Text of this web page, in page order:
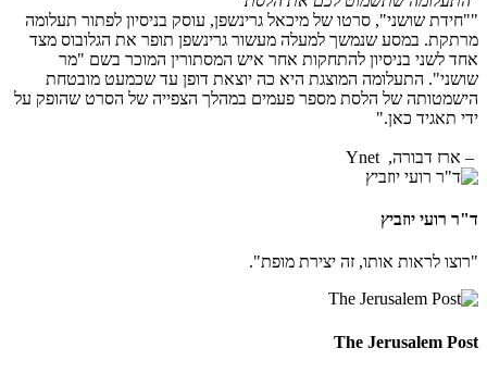
""חידת שושני", סרטו של מיכאל גרינשפן, עוסק בניסיון לפתור תעלומה
מרתקת. במסע שנמשך למעלה מעשור גרינשפן תופר את הגלובוס מצד
אחד לשני בניסיון להתחקות אחר איש המסתורין המוכר בשם "מר
שושני". התעלומה המוצגת היא כה יוצאת דופן עד שכמעט מובטחת
הישמטותה של הלסת מספר פעמים במהלך הצפייה של הסרט שהופק על
ידי תאגיד כאן."
– ארז דבורה, Ynet
ד"ר רועי יוזביץ
"רוצו לראות אותו, זה יצירת מופת".
The Jerusalem Post